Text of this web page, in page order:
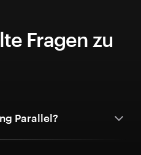
Fragen zu
Parallel?